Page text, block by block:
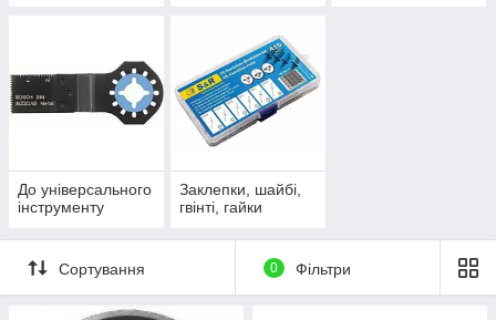
До універсального
інструменту
Заклепки, шайбі,
гвінті, гайки
Сортування 0 Фільтри